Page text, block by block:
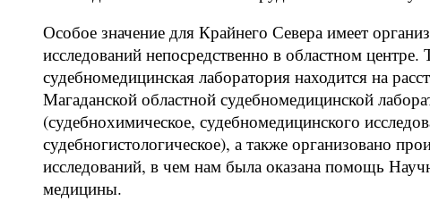
Особое значение для Крайнего Севера имеет
исследований непосредственно в областном
судебномедицинская лаборатория находится на
Магаданской областной судебномедицинской
(судебнохимическое, судебномедицинского
судебногистологическое), а также организовано
исследований, в чем нам была оказана помощь
медицины.